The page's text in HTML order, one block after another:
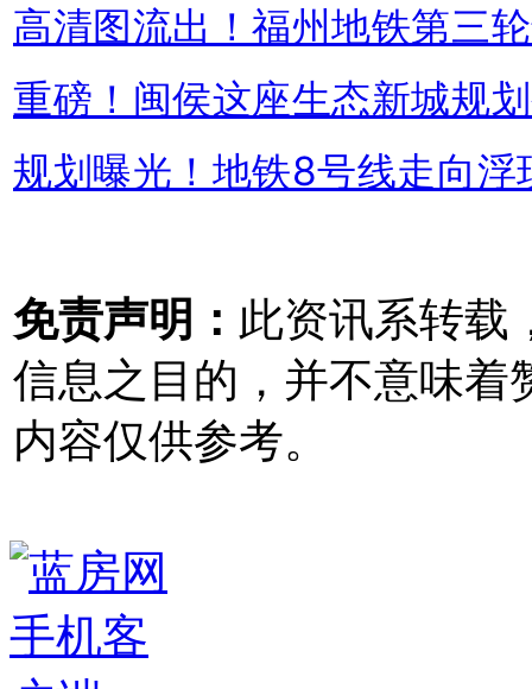
高清图流出！福州地铁第三
重磅！闽侯这座生态新城规
规划曝光！地铁8号线走向
免责声明： 此资讯系转载
信息之目的，并不意味着
内容仅供参考。